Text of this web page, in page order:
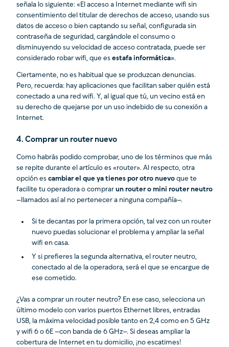
señala lo siguiente: «El acceso a Internet mediante wifi sin
consentimiento del titular de derechos de acceso, usando sus
datos de acceso o bien captando su señal, configurada sin
contraseña de seguridad, cargándole el consumo o
disminuyendo su velocidad de acceso contratada, puede ser
considerado robar wifi, que es estafa informática».
Ciertamente, no es habitual que se produzcan denuncias.
Pero, recuerda: hay aplicaciones que facilitan saber quién está
conectado a una red wifi. Y, al igual que tú, un vecino está en
su derecho de quejarse por un uso indebido de su conexión a
Internet.
4. Comprar un router nuevo
Como habrás podido comprobar, uno de los términos que más
se repite durante el artículo es «router». Al respecto, otra
opción es cambiar el que ya tienes por otro nuevo que te
facilite tu operadora o comprar un router o mini router neutro
–llamados así al no pertenecer a ninguna compañía–.
Si te decantas por la primera opción, tal vez con un router
nuevo puedas solucionar el problema y ampliar la señal
wifi en casa.
Y si prefieres la segunda alternativa, el router neutro,
conectado al de la operadora, será el que se encargue de
ese cometido.
¿Vas a comprar un router neutro? En ese caso, selecciona un
último modelo con varios puertos Ethernet libres, entradas
USB, la máxima velocidad posible tanto en 2,4 como en 5 GHz
y wifi 6 o 6E –con banda de 6 GHz–. Si deseas ampliar la
cobertura de Internet en tu domicilio, ¡no escatimes!